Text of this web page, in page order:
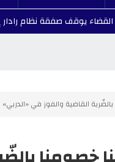
صفقة نظام رادار إسرائيلي
القاضية والفوز في